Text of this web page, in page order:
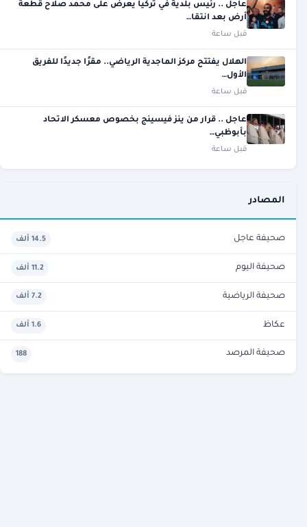
عاجل .. رئيس بلدية في تركيا يعرض على محمد صلاح قطعة
أرض بعد انتقا…
قبل ساعة
الهلال يفتتح مركز الماجدية الرياضي.. مقرًا جديدًا للفريق
الأول…
قبل ساعة
عاجل .. قرار من ينز فيسينج بخصوص معسكر الاتحاد
بأبوظبي…
قبل ساعة
المصادر
صحيفة عاجل 14.5 ألف
صحيفة اليوم 11.2 ألف
صحيفة الرياضية 7.2 ألف
عكاظ 1.6 ألف
صحيفة المرصد 188